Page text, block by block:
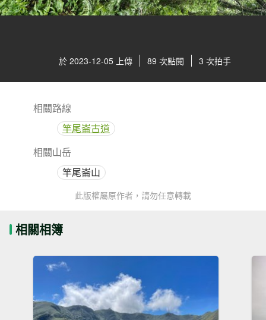
於 2023-12-05 上傳 89 次點閱 3 次拍手
相關路線
竿尾崙古道
相關山岳
竿尾崙山
此版權屬原作者，請勿任意轉載
相關相簿